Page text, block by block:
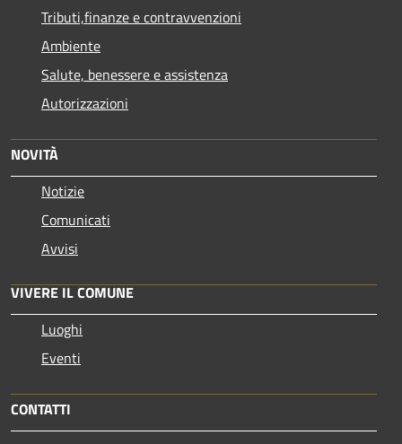
Tributi,finanze e contravvenzioni
Ambiente
Salute, benessere e assistenza
Autorizzazioni
NOVITÀ
Notizie
Comunicati
Avvisi
VIVERE IL COMUNE
Luoghi
Eventi
CONTATTI